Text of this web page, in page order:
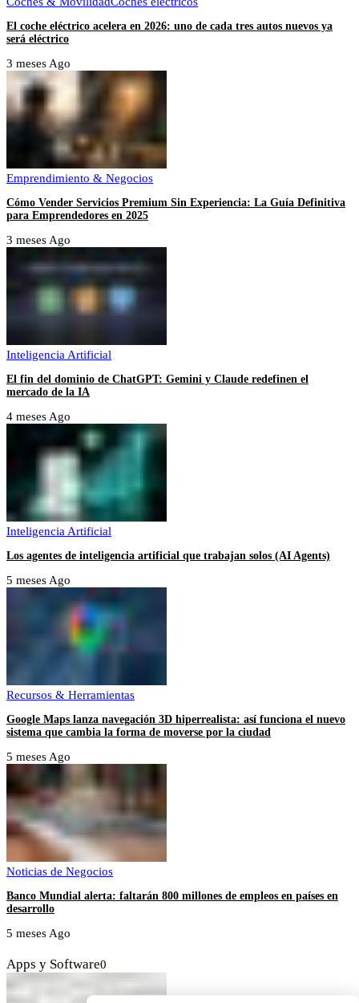
El coche eléctrico acelera en 2026: uno de cada tres autos nuevos ya
será eléctrico
3 meses Ago
Emprendimiento & Negocios
Cómo Vender Servicios Premium Sin Experiencia: La Guía Definitiva
para Emprendedores en 2025
3 meses Ago
Inteligencia Artificial
El fin del dominio de ChatGPT: Gemini y Claude redefinen el
mercado de la IA
4 meses Ago
Inteligencia Artificial
Los agentes de inteligencia artificial que trabajan solos (AI Agents)
5 meses Ago
Recursos & Herramientas
Google Maps lanza navegación 3D hiperrealista: así funciona el nuevo
sistema que cambia la forma de moverse por la ciudad
5 meses Ago
Noticias de Negocios
Banco Mundial alerta: faltarán 800 millones de empleos en países en
desarrollo
5 meses Ago
Apps y Software0